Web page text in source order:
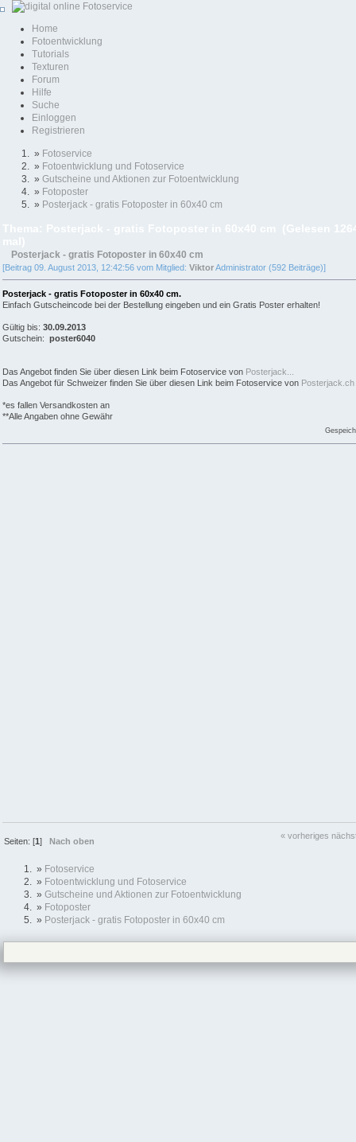
Home
Fotoentwicklung
Tutorials
Texturen
Forum
Hilfe
Suche
Einloggen
Registrieren
» Fotoservice
» Fotoentwicklung und Fotoservice
» Gutscheine und Aktionen zur Fotoentwicklung
» Fotoposter
» Posterjack - gratis Fotoposter in 60x40 cm
Posterjack - gratis Fotoposter in 60x40 cm
[Beitrag 09. August 2013, 12:42:56 vom Mitglied: ViktorAdministrator (592 Beiträge)]
Posterjack - gratis Fotoposter in 60x40 cm.
Einfach Gutscheincode bei der Bestellung eingeben und ein Gratis Poster erhalten!
Gültig bis: 30.09.2013
Gutschein: poster6040
Das Angebot finden Sie über diesen Link beim Fotoservice von Posterjack...
Das Angebot für Schweizer finden Sie über diesen Link beim Fotoservice von Posterjack.ch
*es fallen Versandkosten an
**Alle Angaben ohne Gewähr
Seiten: [1]Nach oben
« vorheriges
» Fotoservice
» Fotoentwicklung und Fotoservice
» Gutscheine und Aktionen zur Fotoentwicklung
» Fotoposter
» Posterjack - gratis Fotoposter in 60x40 cm